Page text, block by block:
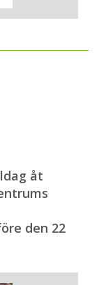
åt
den 22